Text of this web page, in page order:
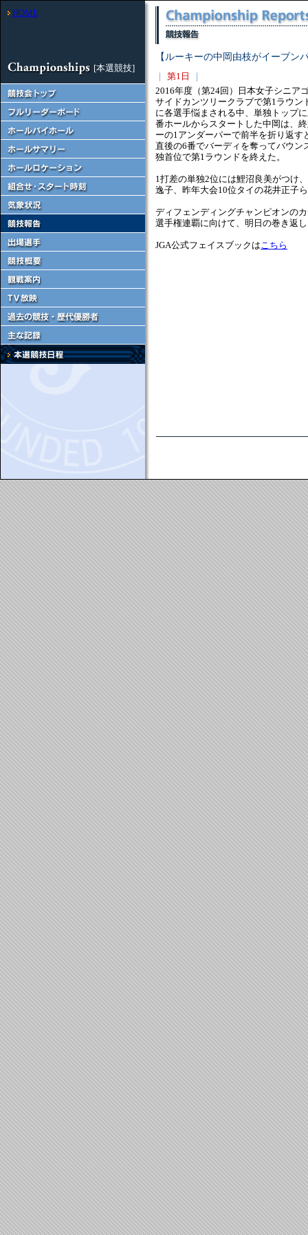
HOME
[本選競技]
【ルーキーの中岡由枝がイーブン
｜
第1日
｜
2016年度（第24回）日本女子シニア
サイドカンツリークラブで第1ラウ
に各選手悩まされる中、単独トップ
番ホールからスタートした中岡は、
ーの1アンダーパーで前半を折り返
直後の6番でバーディを奪ってバウ
独首位で第1ラウンドを終えた。
1打差の単独2位には鯉沼良美がつけ
逸子、昨年大会10位タイの花井正子
ディフェンディングチャンピオンの
選手権連覇に向けて、明日の巻き返
JGA公式フェイスブックはこちら